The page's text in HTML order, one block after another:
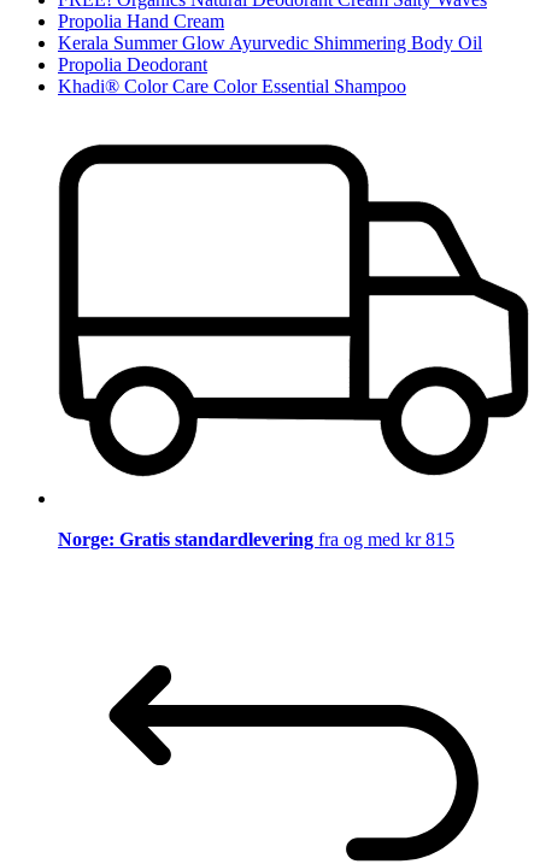
Propolia Hand Cream
Kerala Summer Glow Ayurvedic Shimmering Body Oil
Propolia Deodorant
Khadi® Color Care Color Essential Shampoo
Norge: Gratis standardlevering fra og med kr 815